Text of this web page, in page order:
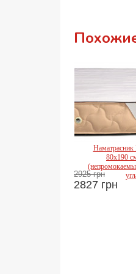
Наматрасник
80x190
2925 грн
2827 грн